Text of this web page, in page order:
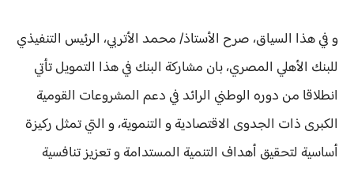
و في هذا السياق، صرح الأستاذ/ محمد الأتربي، الرئيس التنفيذي
للبنك الأهلي المصري، بان مشاركة البنك في هذا التمويل تأتي
انطلاقا من دوره الوطني الرائد في دعم المشروعات القومية
الكبرى ذات الجدوى الاقتصادية و التنموية، و التي تمثل ركيزة
أساسية لتحقيق أهداف التنمية المستدامة و تعزيز تنافسية